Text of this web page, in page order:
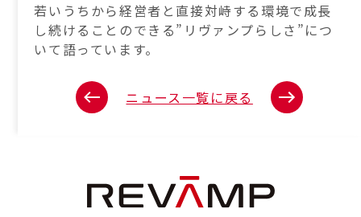
若いうちから経営者と直接対峙する環境で成長
し続けることのできる”リヴァンプらしさ”につ
いて語っています。
ニュース一覧に戻る